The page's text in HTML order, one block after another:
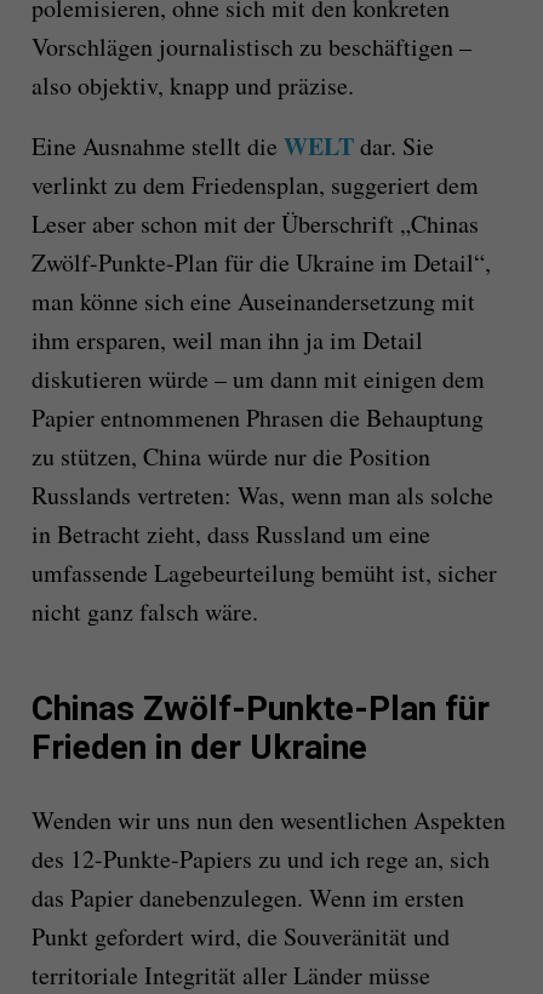
polemisieren, ohne sich mit den konkreten
Vorschlägen journalistisch zu beschäftigen –
also objektiv, knapp und präzise.
Eine Ausnahme stellt die WELTdar. Sie
verlinkt zu dem Friedensplan, suggeriert dem
Leser aber schon mit der Überschrift „Chinas
Zwölf-Punkte-Plan für die Ukraine im Detail“,
man könne sich eine Auseinandersetzung mit
ihm ersparen, weil man ihn ja im Detail
diskutieren würde – um dann mit einigen dem
Papier entnommenen Phrasen die Behauptung
zu stützen, China würde nur die Position
Russlands vertreten: Was, wenn man als solche
in Betracht zieht, dass Russland um eine
umfassende Lagebeurteilung bemüht ist, sicher
nicht ganz falsch wäre.
Chinas Zwölf-Punkte-Plan für
Frieden in der Ukraine
Wenden wir uns nun den wesentlichen Aspekten
des 12-Punkte-Papiers zu und ich rege an, sich
das Papier danebenzulegen. Wenn im ersten
Punkt gefordert wird, die Souveränität und
territoriale Integrität aller Länder müsse